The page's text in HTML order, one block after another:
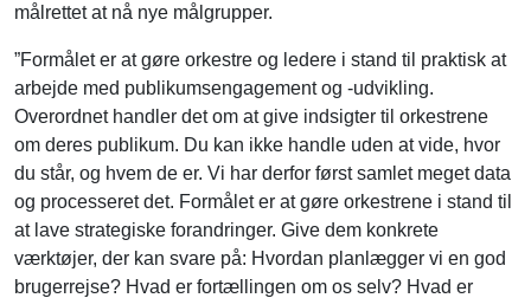
målrettet at nå nye målgrupper.
”Formålet er at gøre orkestre og ledere i stand til praktisk at
arbejde med publikumsengagement og -udvikling.
Overordnet handler det om at give indsigter til orkestrene
om deres publikum. Du kan ikke handle uden at vide, hvor
du står, og hvem de er. Vi har derfor først samlet meget data
og processeret det. Formålet er at gøre orkestrene i stand til
at lave strategiske forandringer. Give dem konkrete
værktøjer, der kan svare på: Hvordan planlægger vi en god
brugerrejse? Hvad er fortællingen om os selv? Hvad er